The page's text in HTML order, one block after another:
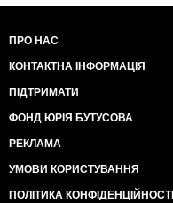
ПРО НАС
КОНТАКТНА ІНФОРМАЦІЯ
ПІДТРИМАТИ
ФОНД ЮРІЯ БУТУСОВА
РЕКЛАМА
УМОВИ КОРИСТУВАННЯ
ПОЛІТИКА КОНФІДЕНЦІЙНОСТІ